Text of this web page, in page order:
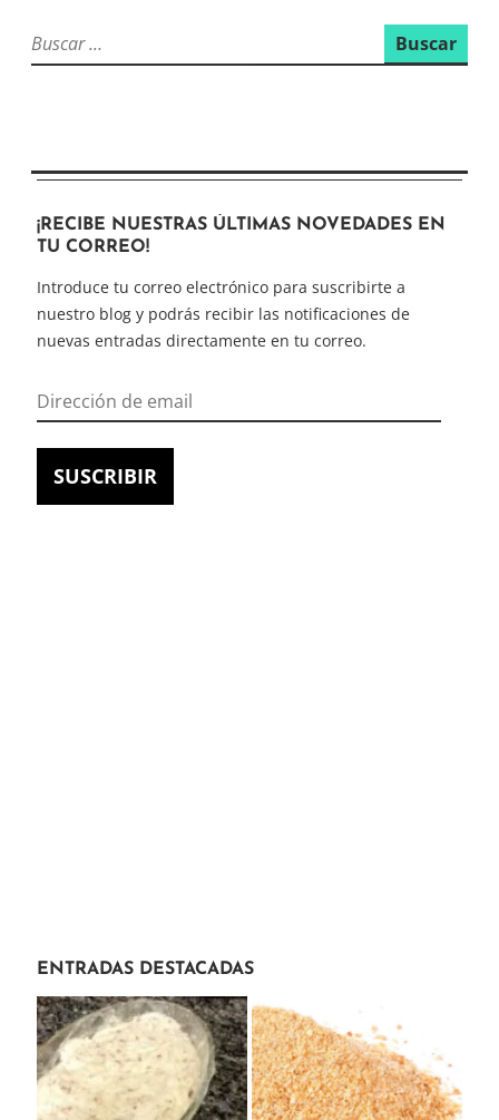
Buscar:
¡RECIBE NUESTRAS ÚLTIMAS NOVEDADES EN
TU CORREO!
Introduce tu correo electrónico para suscribirte a
nuestro blog y podrás recibir las notificaciones de
nuevas entradas directamente en tu correo.
Dirección
de
email
SUSCRIBIR
ENTRADAS DESTACADAS